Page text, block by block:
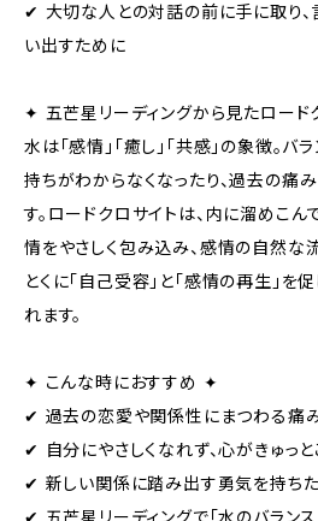
✔ 大切な人との対話の前に手に取り
い出すために
✦ 五芒星リーディングから見たロード
水は「感情」「癒し」「共感」の象徴。
持ちがわからなくなったり、過去の痛
す。ロードクロサイトは、内に溜めこ
情をやさしく包み込み、感情の自然な
とくに「自己受容」と「感情の再生」を
れます。
✦ こんな時におすすめ ✦
✔ 過去の恋愛や関係性にまつわる痛
✔ 自分にやさしくなれず、心がきゅっ
✔ 新しい関係に踏み出す勇気を持ち
✔ 五芒星リーディングで「水のバラン